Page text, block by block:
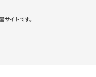
サイトです。